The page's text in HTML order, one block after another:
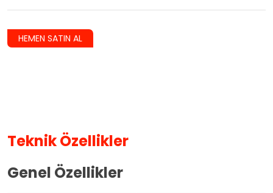
HEMEN SATIN AL
Teknik Özellikler
Genel Özellikler